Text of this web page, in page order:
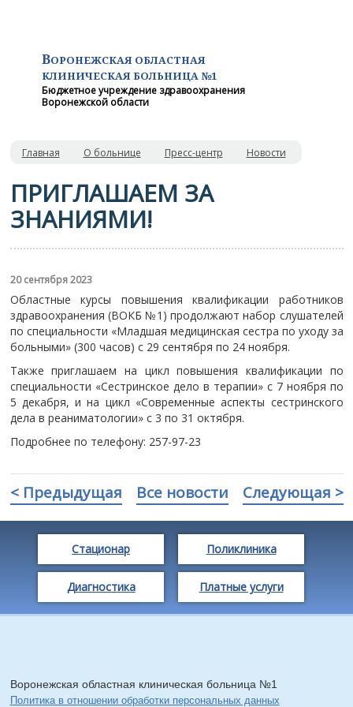
ВОРОНЕЖСКАЯ ОБЛАСТНАЯ
КЛИНИЧЕСКАЯ БОЛЬНИЦА №1
Бюджетное учреждение здравоохранения
Воронежской области
Главная О больнице Пресс-центр Новости
ПРИГЛАШАЕМ ЗА
ЗНАНИЯМИ!
20 сентября 2023
Областные курсы повышения квалификации работников
здравоохранения (ВОКБ №1) продолжают набор слушателей
по специальности «Младшая медицинская сестра по уходу за
больными» (300 часов) с 29 сентября по 24 ноября.
Также приглашаем на цикл повышения квалификации по
специальности «Сестринское дело в терапии» с 7 ноября по
5 декабря, и на цикл «Современные аспекты сестринского
дела в реаниматологии» с 3 по 31 октября.
Подробнее по телефону: 257-97-23
< Предыдущая Все новости Следующая >
Стационар Поликлиника
Диагностика Платные услуги
Воронежская областная клиническая больница №1
Политика в отношении обработки персональных данных